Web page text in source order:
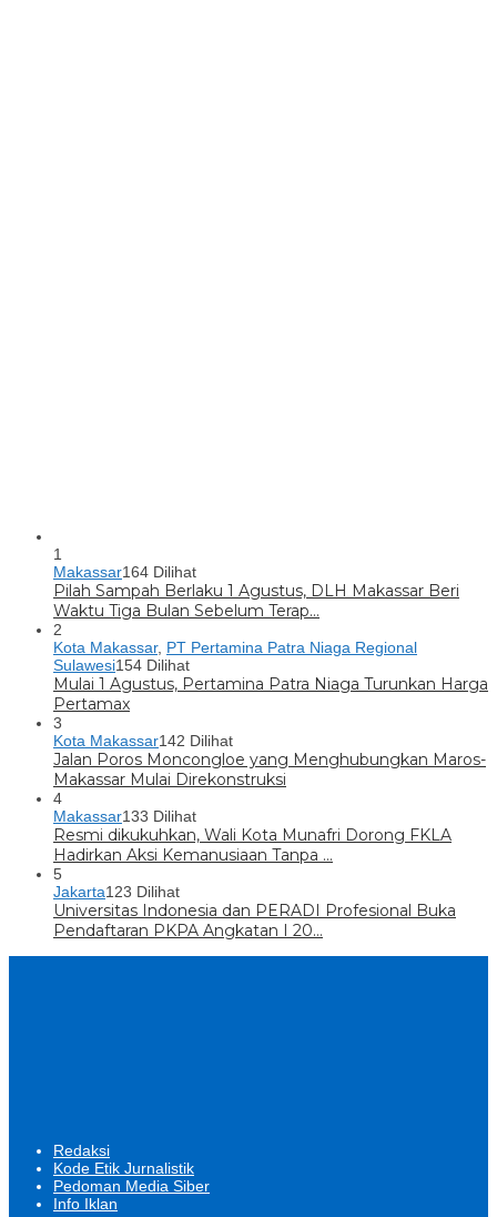
1
Makassar164 Dilihat
Pilah Sampah Berlaku 1 Agustus, DLH Makassar Beri
Waktu Tiga Bulan Sebelum Terap…
2
Kota Makassar, PT Pertamina Patra Niaga Regional
Sulawesi154 Dilihat
Mulai 1 Agustus, Pertamina Patra Niaga Turunkan Harga
Pertamax
3
Kota Makassar142 Dilihat
Jalan Poros Moncongloe yang Menghubungkan Maros-
Makassar Mulai Direkonstruksi
4
Makassar133 Dilihat
Resmi dikukuhkan, Wali Kota Munafri Dorong FKLA
Hadirkan Aksi Kemanusiaan Tanpa …
5
Jakarta123 Dilihat
Universitas Indonesia dan PERADI Profesional Buka
Pendaftaran PKPA Angkatan I 20…
Redaksi
Kode Etik Jurnalistik
Pedoman Media Siber
Info Iklan